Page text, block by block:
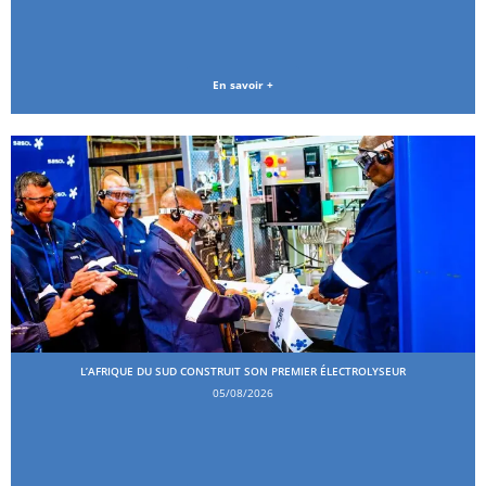
En savoir +
L’AFRIQUE DU SUD CONSTRUIT SON PREMIER ÉLECTROLYSEUR
05/08/2026